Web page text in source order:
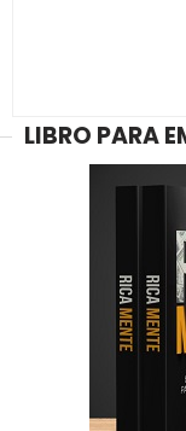
LIBRO PARA